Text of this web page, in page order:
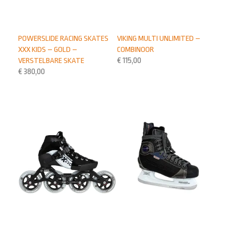
VIKING MULTI UNLIMITED –
COMBINOOR
€ 115,00
POWERSLIDE RACING SKATES
XXX KIDS – GOLD –
VERSTELBARE SKATE
€ 380,00